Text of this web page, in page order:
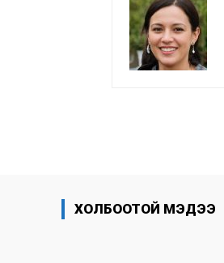
ХОЛБООТОЙ МЭДЭЭ